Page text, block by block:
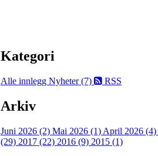
Kategori
Alle innlegg Nyheter (7) RSS
Arkiv
Juni 2026 (2) Mai 2026 (1) April 2026 (4)
(29) 2017 (22) 2016 (9) 2015 (1)